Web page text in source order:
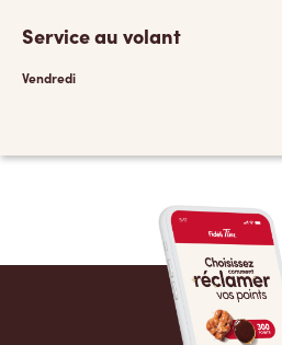
Service au volant
Vendredi